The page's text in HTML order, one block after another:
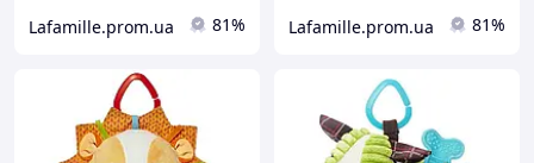
Lafamille.prom.ua 81% Lafamille.prom.ua 81%